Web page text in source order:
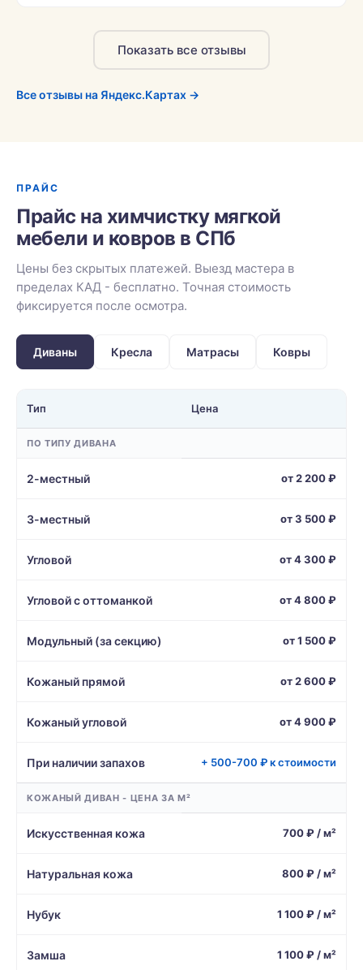
Показать все отзывы
Все отзывы на Яндекс.Картах →
ПРАЙС
Прайс на химчистку мягкой
мебели и ковров в СПб
Цены без скрытых платежей. Выезд мастера в
пределах КАД - бесплатно. Точная стоимость
фиксируется после осмотра.
Диваны Кресла Матрасы Ковры
Тип Цена
ПО ТИПУ ДИВАНА
2-местный от 2 200 ₽
3-местный от 3 500 ₽
Угловой от 4 300 ₽
Угловой с оттоманкой от 4 800 ₽
Модульный (за секцию) от 1 500 ₽
Кожаный прямой от 2 600 ₽
Кожаный угловой от 4 900 ₽
При наличии запахов + 500-700 ₽ к стоимости
КОЖАНЫЙ ДИВАН - ЦЕНА ЗА М²
Искусственная кожа 700 ₽ / м²
Натуральная кожа 800 ₽ / м²
Нубук 1 100 ₽ / м²
Замша 1 100 ₽ / м²